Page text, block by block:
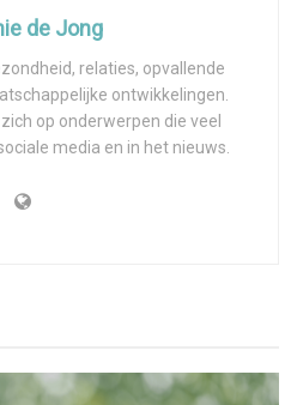
de Jong
relaties, opvallende
ontwikkelingen.
op onderwerpen die veel
media en in het nieuws.